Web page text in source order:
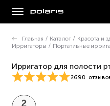
Главная / Каталог / Красота и
Ирригаторы / Портативные
Ирригатор для полости
2690